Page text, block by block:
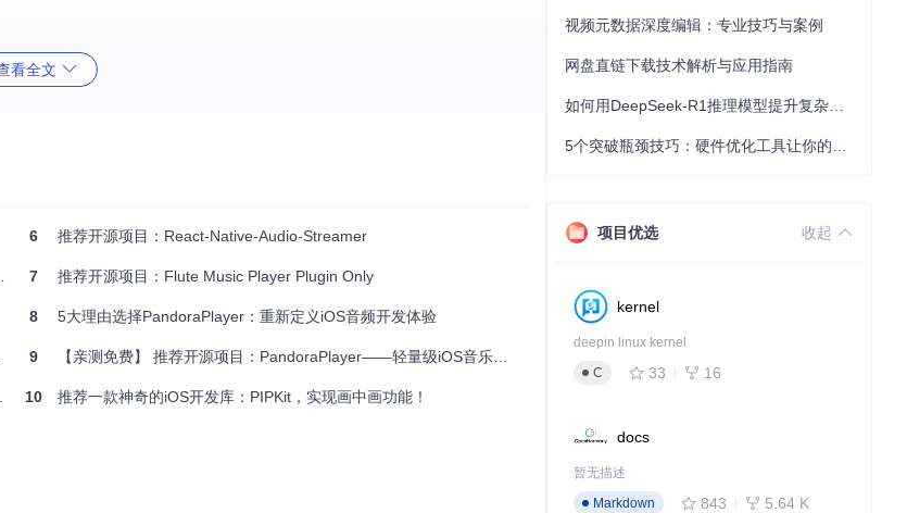
。不论你是音乐爱好者还是开发者，这款应用都能满足你的需求。现在就加
看全文
6 推荐开源项目：React-Native-Audio-Streamer
7 推荐开源项目：Flute Music Player Plugin Only
8 5大理由选择PandoraPlayer：重新定义iOS音频开发体验
9 【亲测免费】 推荐开源项目：PandoraPlayer——轻量级iOS音乐播放器
10 推荐一款神奇的iOS开发库：PIPKit，实现画中画功能！
视频元数据深度编辑：专业技巧与案例
网盘直链下载技术解析与应用指南
项目优选 收起
kernel
deepin linux kernel
C
33 16
docs
暂无描述
Markdown
843 5.64 K